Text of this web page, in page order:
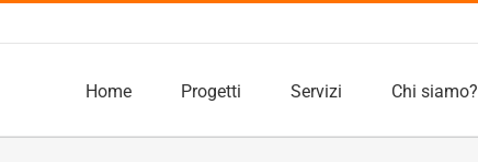
Home Progetti Servizi Chi siamo?